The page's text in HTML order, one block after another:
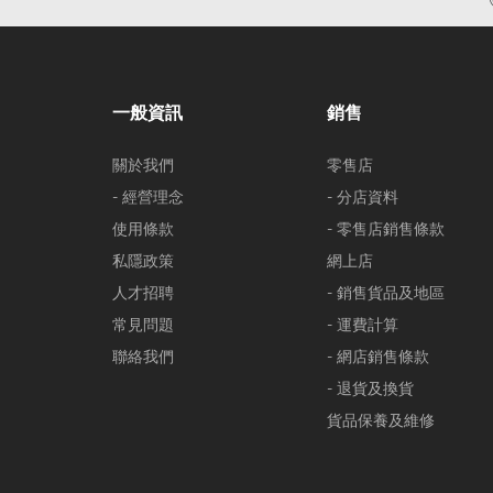
一般資訊
關於我們
- 經營理念
使用條款
私隱政策
人才招聘
常見問題
聯絡我們
銷售
零售店
- 分店資料
- 零售店銷售條款
網上店
- 銷售貨品及地區
- 運費計算
- 網店銷售條款
- 退貨及換貨
貨品保養及維修